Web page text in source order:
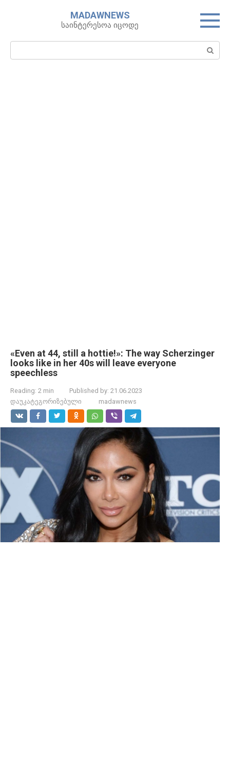
MADAWNEWS
საინტერესოა იცოდე
Search:
«Even at 44, still a hottie!»: The way Scherzinger
looks like in her 40s will leave everyone
speechless
Reading: 2 min Published by: 21.06.2023
დაუკატეგორიზებული
madawnews